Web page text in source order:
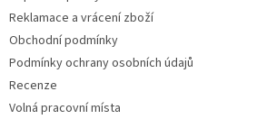
Reklamace a vrácení zboží
Obchodní podmínky
Podmínky ochrany osobních údajů
Recenze
Volná pracovní místa